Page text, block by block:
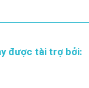
được tài trợ bởi: